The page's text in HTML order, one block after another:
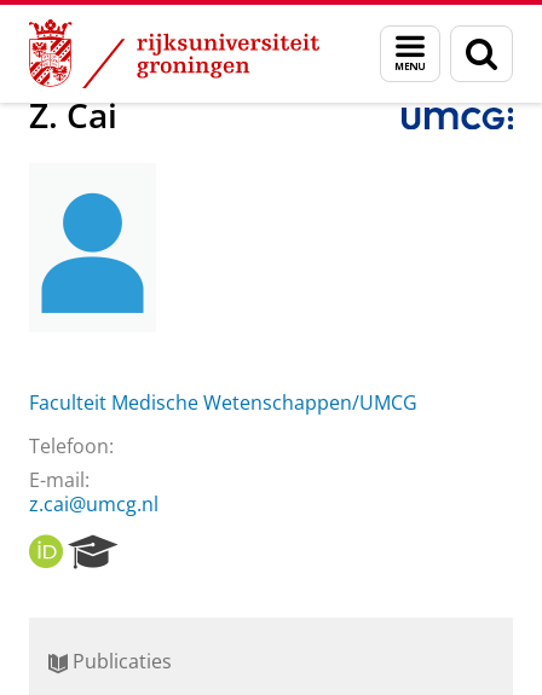
Skip
Content
Skip
Navigation
Menu
en
zoeken
Over ons Praktische zaken Waar vindt u ons Z. Cai
Z. Cai
Faculteit Medische Wetenschappen/UMCG
Telefoon:
E-mail:
z.cai@umcg.nl
O
R
r
Publicaties